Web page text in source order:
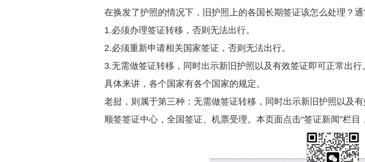
在换发了护照的情况下，旧护照上的各国长期签证该怎么处理？
1.必须办理签证转移，否则无法出行。
2.必须重新申请相关国家签证，否则无法出行。
3.无需做签证转移，同时出示新旧护照以及有效签证即可正常出行
具体来讲，各个国家有各个国家的规定。
老挝，则属于第三种：无需做签证转移，同时出示新旧护照以及有
顺签签证中心，全国签证、机票受理。本页面点击“签证新闻”栏